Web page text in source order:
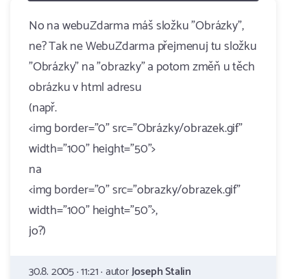
No na webuZdarma máš složku "Obrázky",
ne? Tak ne WebuZdarma přejmenuj tu složku
"Obrázky" na "obrazky" a potom změň u těch
obrázku v html adresu
(např.
<img border="0" src="Obrázky/obrazek.gif"
width="100" height="50">
na
<img border="0" src="obrazky/obrazek.gif"
width="100" height="50">,
jo?)
30.8. 2005 · 11:21 · autorJoseph Stalin